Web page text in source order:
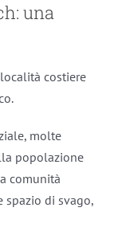
una
costiere
molte
popolazione
comunità
spazio di svago,